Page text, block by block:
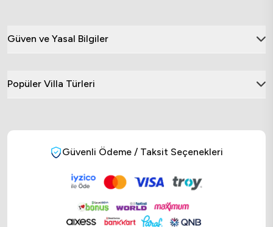
Güven ve Yasal Bilgiler
Popüler Villa Türleri
Güvenli Ödeme / Taksit Seçenekleri